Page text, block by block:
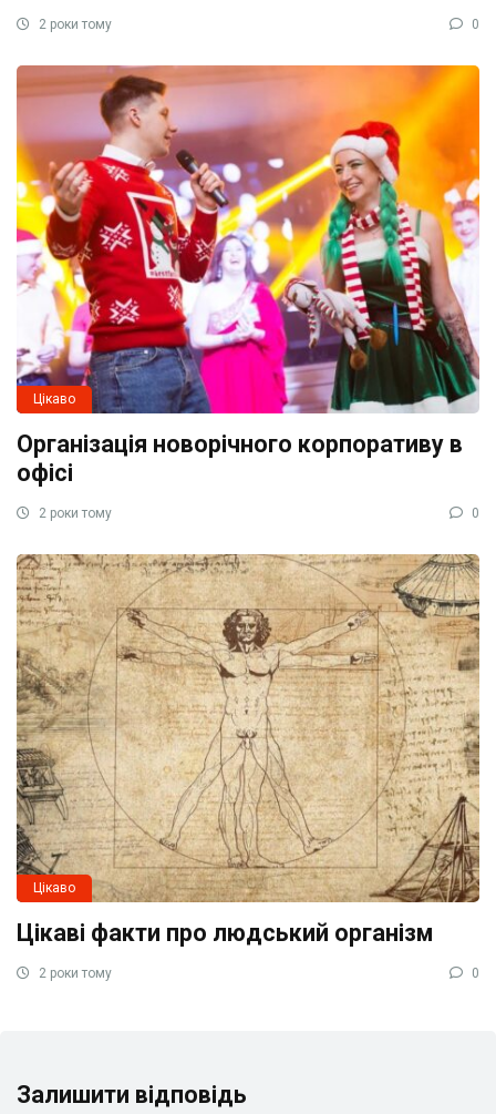
2 роки тому 0
Цікаво
Організація новорічного корпоративу в
офісі
2 роки тому 0
Цікаво
Цікаві факти про людський організм
2 роки тому 0
Залишити відповідь